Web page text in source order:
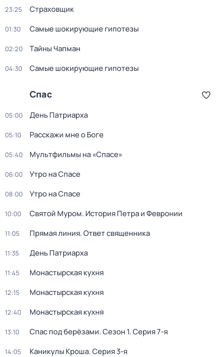
23:25 Страховщик
01:30 Самые шoкиpующие гипотезы
02:20 Тaйны Чапман
04:30 Самые шoкиpующие гипотезы
Спас
05:00 День Патриарха
05:10 Расскажи мне о Боге
05:40 Мультфильмы на «Спасе»
06:00 Утро на Спасе
08:00 Утро на Спасе
10:00 Святой Муром. История Петра и Февронии
11:05 Прямая линия. Ответ священника
11:35 День Патриарха
11:45 Монастырская кухня
12:15 Монастырская кухня
12:40 Монастырская кухня
13:10 Спас под берёзами. Сезон 1. Серия 7-я
14:05 Каникулы Кроша. Серия 3-я